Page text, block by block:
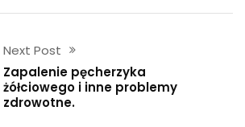
Next Post
Zapalenie pęcherzyka
żółciowego i inne problemy
zdrowotne.